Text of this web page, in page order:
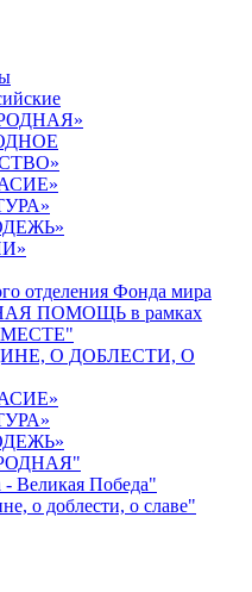
отделения Фонда мира
ПОМОЩЬ в рамках
О ДОБЛЕСТИ, О
- Великая Победа"
о доблести, о славе"